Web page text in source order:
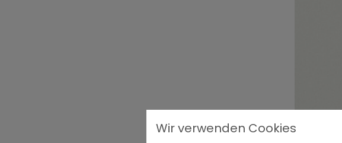
Wir verwenden Cookies